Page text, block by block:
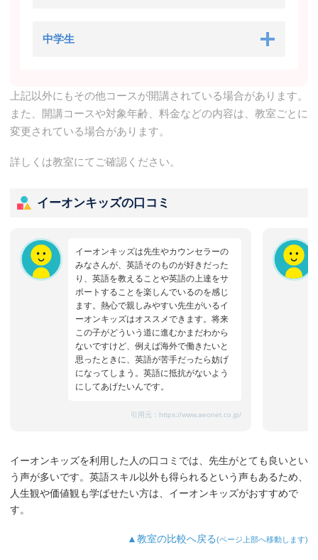
中学生
上記以外にもその他コースが開講されている場合があります。
また、開講コースや対象年齢、料金などの内容は、教室ごとに
変更されている場合があります。
詳しくは教室にてご確認ください。
イーオンキッズの口コミ
イーオンキッズは先生やカウンセラーの
みなさんが、英語そのものが好きだった
り、英語を教えることや英語の上達をサ
ポートすることを楽しんでいるのを感じ
ます。熱心で親しみやすい先生がいるイ
ーオンキッズはオススメできます。将来
この子がどういう道に進むかまだわから
ないですけど、例えば海外で働きたいと
思ったときに、英語が苦手だったら妨げ
になってしまう。英語に抵抗がないよう
にしてあげたいんです。
引用元： https://www.aeonet.co.jp/
イーオンキッズを利用した人の口コミでは、先生がとても良いとい
う声が多いです。英語スキル以外も得られるという声もあるため、
人生観や価値観も学ばせたい方は、イーオンキッズがおすすめで
す。
▲教室の比較へ戻る(ページ上部へ移動します)